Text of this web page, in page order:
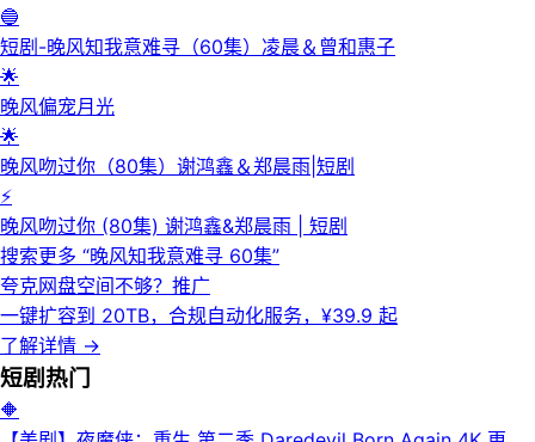
🔵
短剧-晚风知我意难寻（60集）凌晨＆曾和惠子
🌟
晚风偏宠月光
🌟
晚风吻过你（80集）谢鸿鑫＆郑晨雨|短剧
⚡
晚风吻过你 (80集) 谢鸿鑫&郑晨雨 | 短剧
搜索更多 “晚风知我意难寻 60集”
夸克网盘空间不够？ 推广
一键扩容到 20TB，合规自动化服务，¥39.9 起
了解详情 →
短剧 热门
🔶